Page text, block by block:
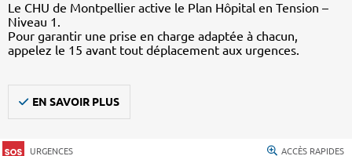
Le CHU de Montpellier active le Plan Hôpital en Tension –
Niveau 1.
Pour garantir une prise en charge adaptée à chacun,
appelez le 15 avant tout déplacement aux urgences.
EN SAVOIR PLUS
URGENCES ACCÈS RAPIDES